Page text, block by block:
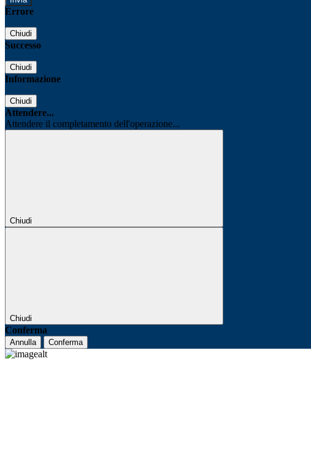
Errore
Chiudi
Successo
Chiudi
Informazione
Chiudi
Attendere...
Attendere il completamento dell'operazione...
Chiudi
Chiudi
Conferma
Annulla Conferma